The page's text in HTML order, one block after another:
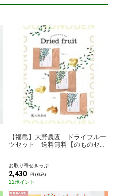
【福島】大野農園 ドライフルー
ツセット 送料無料【のものセレ
お取り寄せきっぷ
2,430 円 (税込)
22ポイント